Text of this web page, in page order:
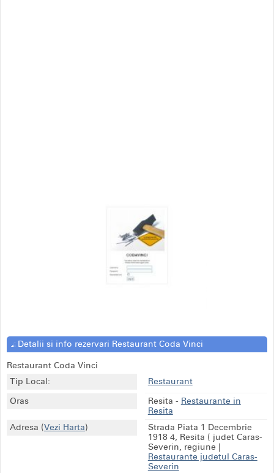
Detalii si info rezervari Restaurant Coda Vinci
Restaurant Coda Vinci
Tip Local:
Restaurant
Oras
Resita - Restaurante in
Resita
Adresa (Vezi Harta)
Strada Piata 1 Decembrie
1918 4, Resita ( judet Caras-
Severin, regiune |
Restaurante judetul Caras-
Severin